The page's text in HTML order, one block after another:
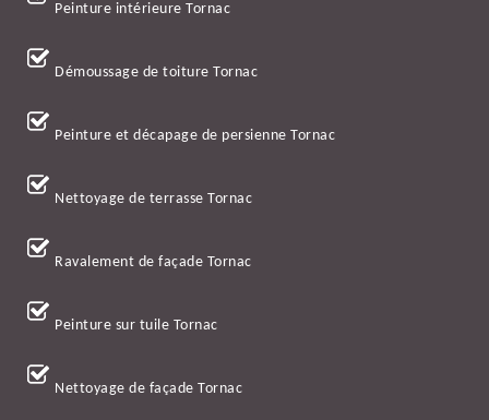
Peinture intérieure Tornac
Démoussage de toiture Tornac
Peinture et décapage de persienne Tornac
Nettoyage de terrasse Tornac
Ravalement de façade Tornac
Peinture sur tuile Tornac
Nettoyage de façade Tornac